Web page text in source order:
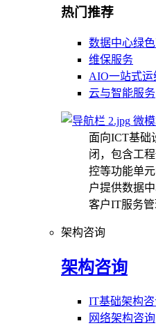
热门推荐
数据中心绿
维保服务
AIO一站式
云与智能服务
微
面向ICT基础
闭，包含工
控等功能单
户提供数据
客户IT服务管
架构咨询
架构咨询
IT基础架构咨
网络架构咨询